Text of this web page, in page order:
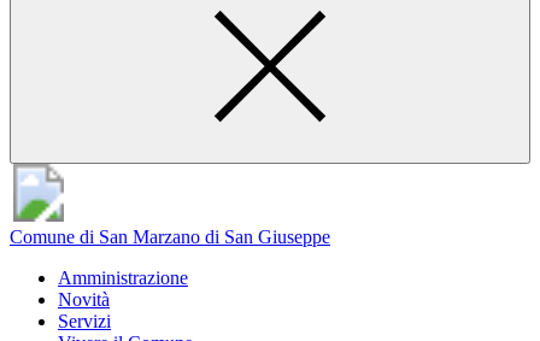
Comune di San Marzano di San Giuseppe
Amministrazione
Novità
Servizi